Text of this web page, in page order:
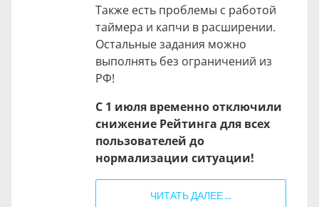
Также есть проблемы с работой
таймера и капчи в расширении.
Остальные задания можно
выполнять без ограничений из
РФ!
С 1 июля временно отключили
снижение Рейтинга для всех
пользователей до
нормализации ситуации!
ЧИТАТЬ ДАЛЕЕ ...